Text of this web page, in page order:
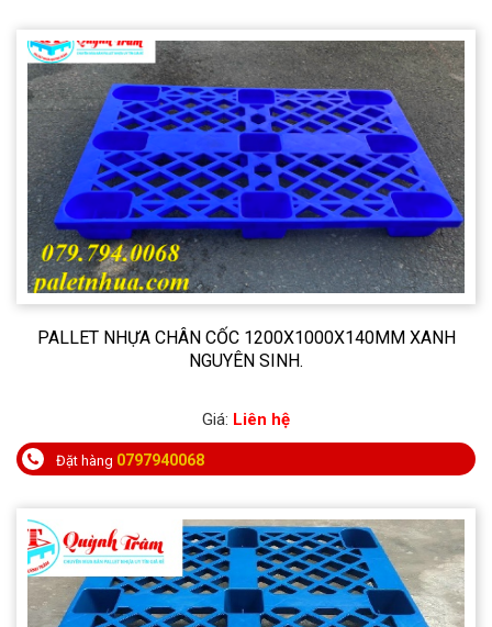
PALLET NHỰA CHÂN CỐC 1200X1000X140MM XANH
NGUYÊN SINH.
Giá: Liên hệ
Đặt hàng 0797940068